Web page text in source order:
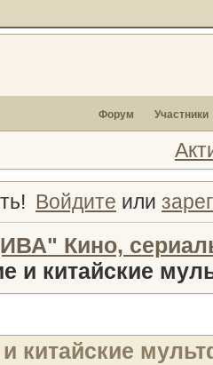
Форум Участники
Войдите или
Кино,
и китайские
китайские